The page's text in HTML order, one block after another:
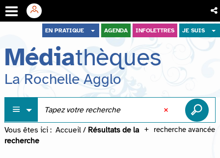
menu
contenu
recherche
EN PRATIQUE AGENDA INFOLETTRES JE SUIS
Médiathèques
La Rochelle Agglo
recherche avancée
Vous êtes ici : Accueil / Résultats de la
recherche